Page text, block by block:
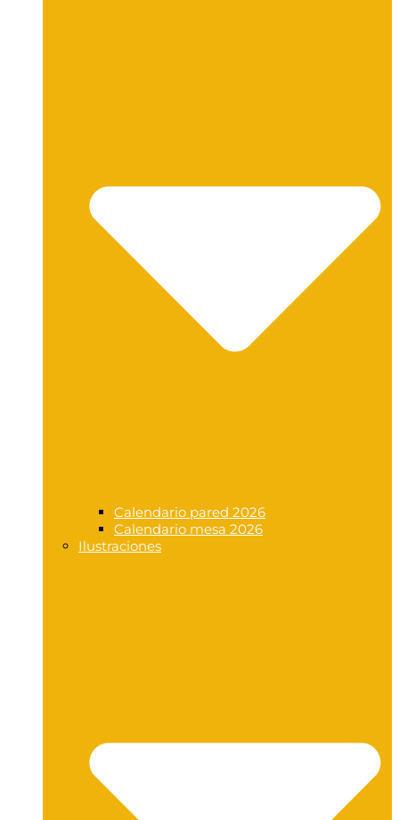
Calendario pared 2026
Calendario mesa 2026
Ilustraciones